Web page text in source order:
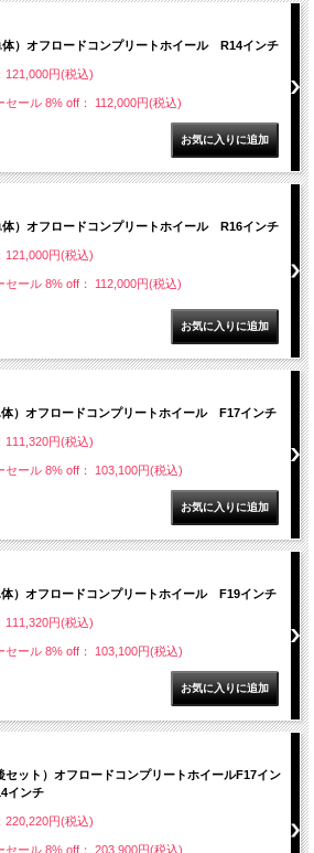
体）オフロードコンプリートホイール R14インチ
121,000円(税込)
セール 8% off： 112,000円(税込)
体）オフロードコンプリートホイール R16インチ
121,000円(税込)
セール 8% off： 112,000円(税込)
体）オフロードコンプリートホイール F17インチ
111,320円(税込)
セール 8% off： 103,100円(税込)
体）オフロードコンプリートホイール F19インチ
111,320円(税込)
セール 8% off： 103,100円(税込)
セット）オフロードコンプリートホイールF17イン
インチ
220,220円(税込)
セール 8% off： 203,900円(税込)